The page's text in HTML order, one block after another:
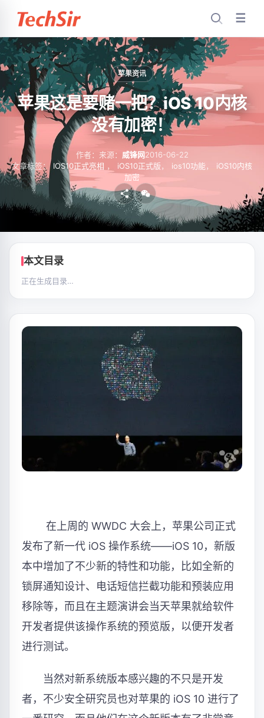
☰
苹果资讯
苹果这是要赌一把？iOS 10内核
没有加密！
作者： 来源： 威锋网2016-06-22
文章标签： IOS10正式亮相 ， iOS10正式版， ios10功能，
iOS10内核
加密
本文目录
正在生成目录…
在上周的 WWDC 大会上，苹果公司正式
发布了新一代 iOS 操作系统——iOS 10，新版
本中增加了不少新的特性和功能，比如全新的
锁屏通知设计、电话短信拦截功能和预装应用
移除等，而且在主题演讲会当天苹果就给软件
开发者提供该操作系统的预览版，以便开发者
进行测试。
当然对新系统版本感兴趣的不只是开发
者，不少安全研究员也对苹果的 iOS 10 进行了